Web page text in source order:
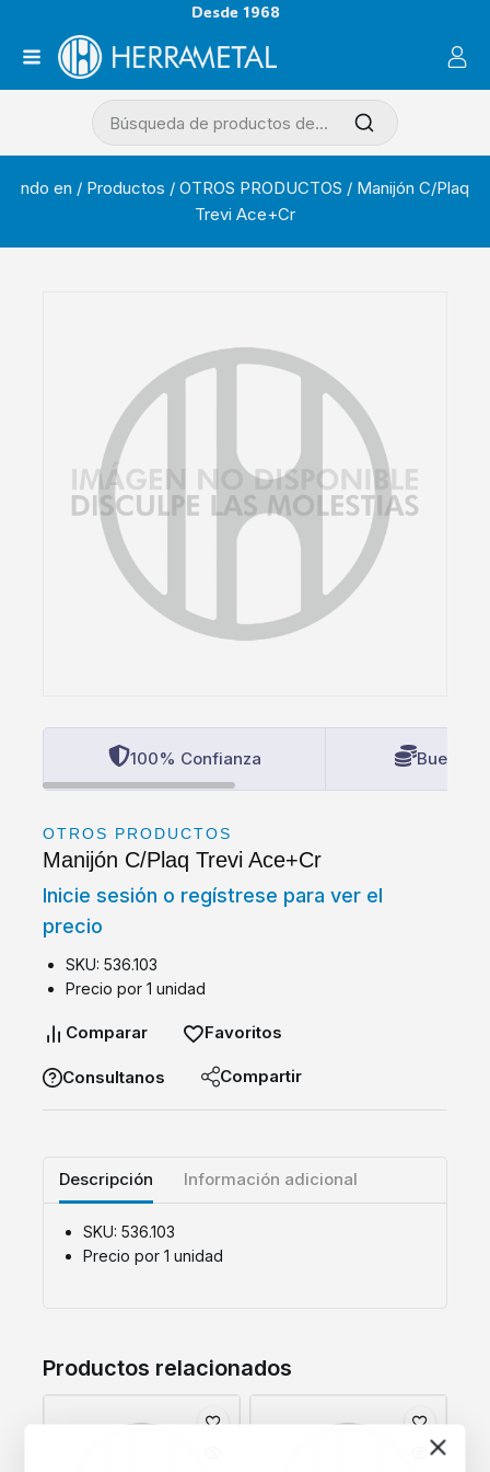
Desde 1968
ndo en / Productos / OTROS PRODUCTOS / Manijón C/Plaq
Trevi Ace+Cr
100% Confianza Buenos
OTROS PRODUCTOS
Manijón C/Plaq Trevi Ace+Cr
Inicie sesión o regístrese para ver el
precio
SKU: 536.103
Precio por 1 unidad
Comparar Favoritos
Consultanos Compartir
Descripción Información adicional
SKU: 536.103
Precio por 1 unidad
Productos relacionados